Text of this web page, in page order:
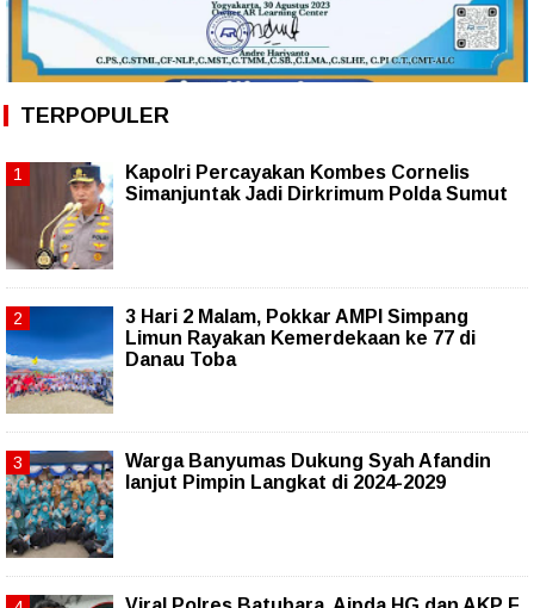
TERPOPULER
Kapolri Percayakan Kombes Cornelis
Simanjuntak Jadi Dirkrimum Polda Sumut
3 Hari 2 Malam, Pokkar AMPI Simpang
Limun Rayakan Kemerdekaan ke 77 di
Danau Toba
Warga Banyumas Dukung Syah Afandin
lanjut Pimpin Langkat di 2024-2029